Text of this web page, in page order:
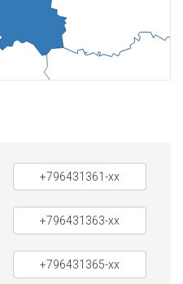
+796431361-xx
+796431363-xx
+796431365-xx